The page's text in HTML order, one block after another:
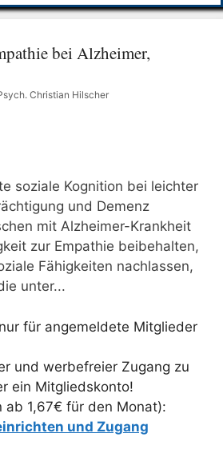
bei Alzheimer,
Christian Hilscher
soziale Kognition bei leichter
und Demenz
mit Alzheimer-Krankheit
zur Empathie beibehalten,
Fähigkeiten nachlassen,
unter...
für angemeldete Mitglieder
und werbefreier Zugang zu
ein Mitgliedskonto!
ab 1,67€ für den Monat):
und Zugang